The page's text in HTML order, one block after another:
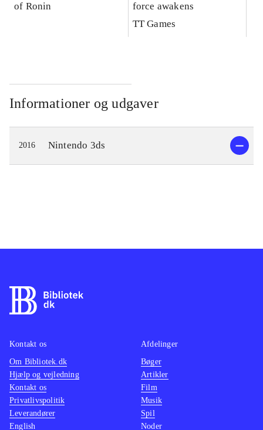
of Ronin
force awakens
TT Games
Informationer og udgaver
2016 Nintendo 3ds
Kontakt os
Om Bibliotek.dk
Hjælp og vejledning
Kontakt os
Privatlivspolitik
Leverandører
English
Afdelinger
Bøger
Artikler
Film
Musik
Spil
Noder